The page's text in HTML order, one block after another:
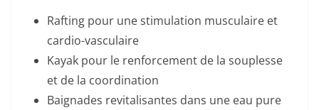
Rafting pour une stimulation musculaire et
cardio-vasculaire
Kayak pour le renforcement de la souplesse
et de la coordination
Baignades revitalisantes dans une eau pure